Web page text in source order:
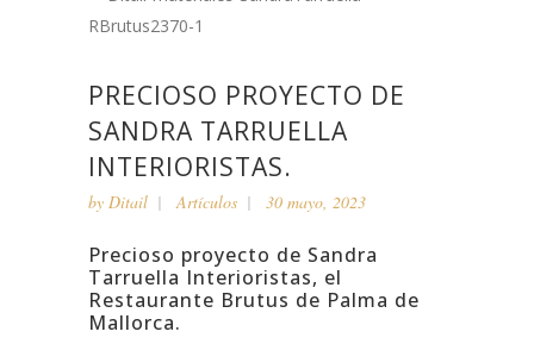
PRECIOSO PROYECTO DE
SANDRA TARRUELLA
INTERIORISTAS.
by Ditail Artículos 30 mayo, 2023
Precioso proyecto de Sandra
Tarruella Interioristas, el
Restaurante Brutus de Palma de
Mallorca.